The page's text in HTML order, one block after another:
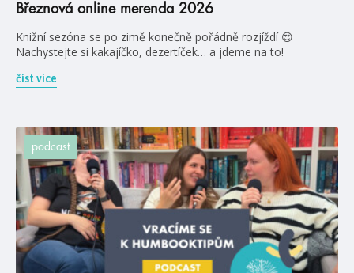
Březnová online merenda 2026
Knižní sezóna se po zimě konečně pořádně rozjíždí 😍
Nachystejte si kakajíčko, dezertíček… a jdeme na to!
číst více
podcast